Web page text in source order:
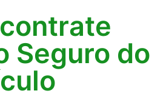
Seguro do